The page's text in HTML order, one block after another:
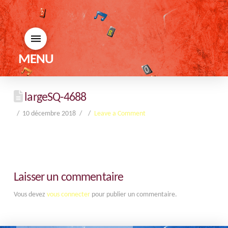
MENU
largeSQ-4688
10 décembre 2018 Leave a Comment
Laisser un commentaire
Vous devez vous connecterpour publier un commentaire.